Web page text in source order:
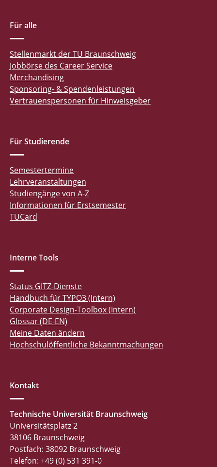
Für alle
Stellenmarkt der TU Braunschweig
Jobbörse des Career Service
Merchandising
Sponsoring- & Spendenleistungen
Vertrauenspersonen für Hinweisgeber
Für Studierende
Semestertermine
Lehrveranstaltungen
Studiengänge von A-Z
Informationen für Erstsemester
TUCard
Interne Tools
Status GITZ-Dienste
Handbuch für TYPO3 (Intern)
Corporate Design-Toolbox (Intern)
Glossar (DE-EN)
Meine Daten ändern
Hochschulöffentliche Bekanntmachungen
Kontakt
Technische Universität Braunschweig
Universitätsplatz 2
38106 Braunschweig
Postfach: 38092 Braunschweig
Telefon: +49 (0) 531 391-0